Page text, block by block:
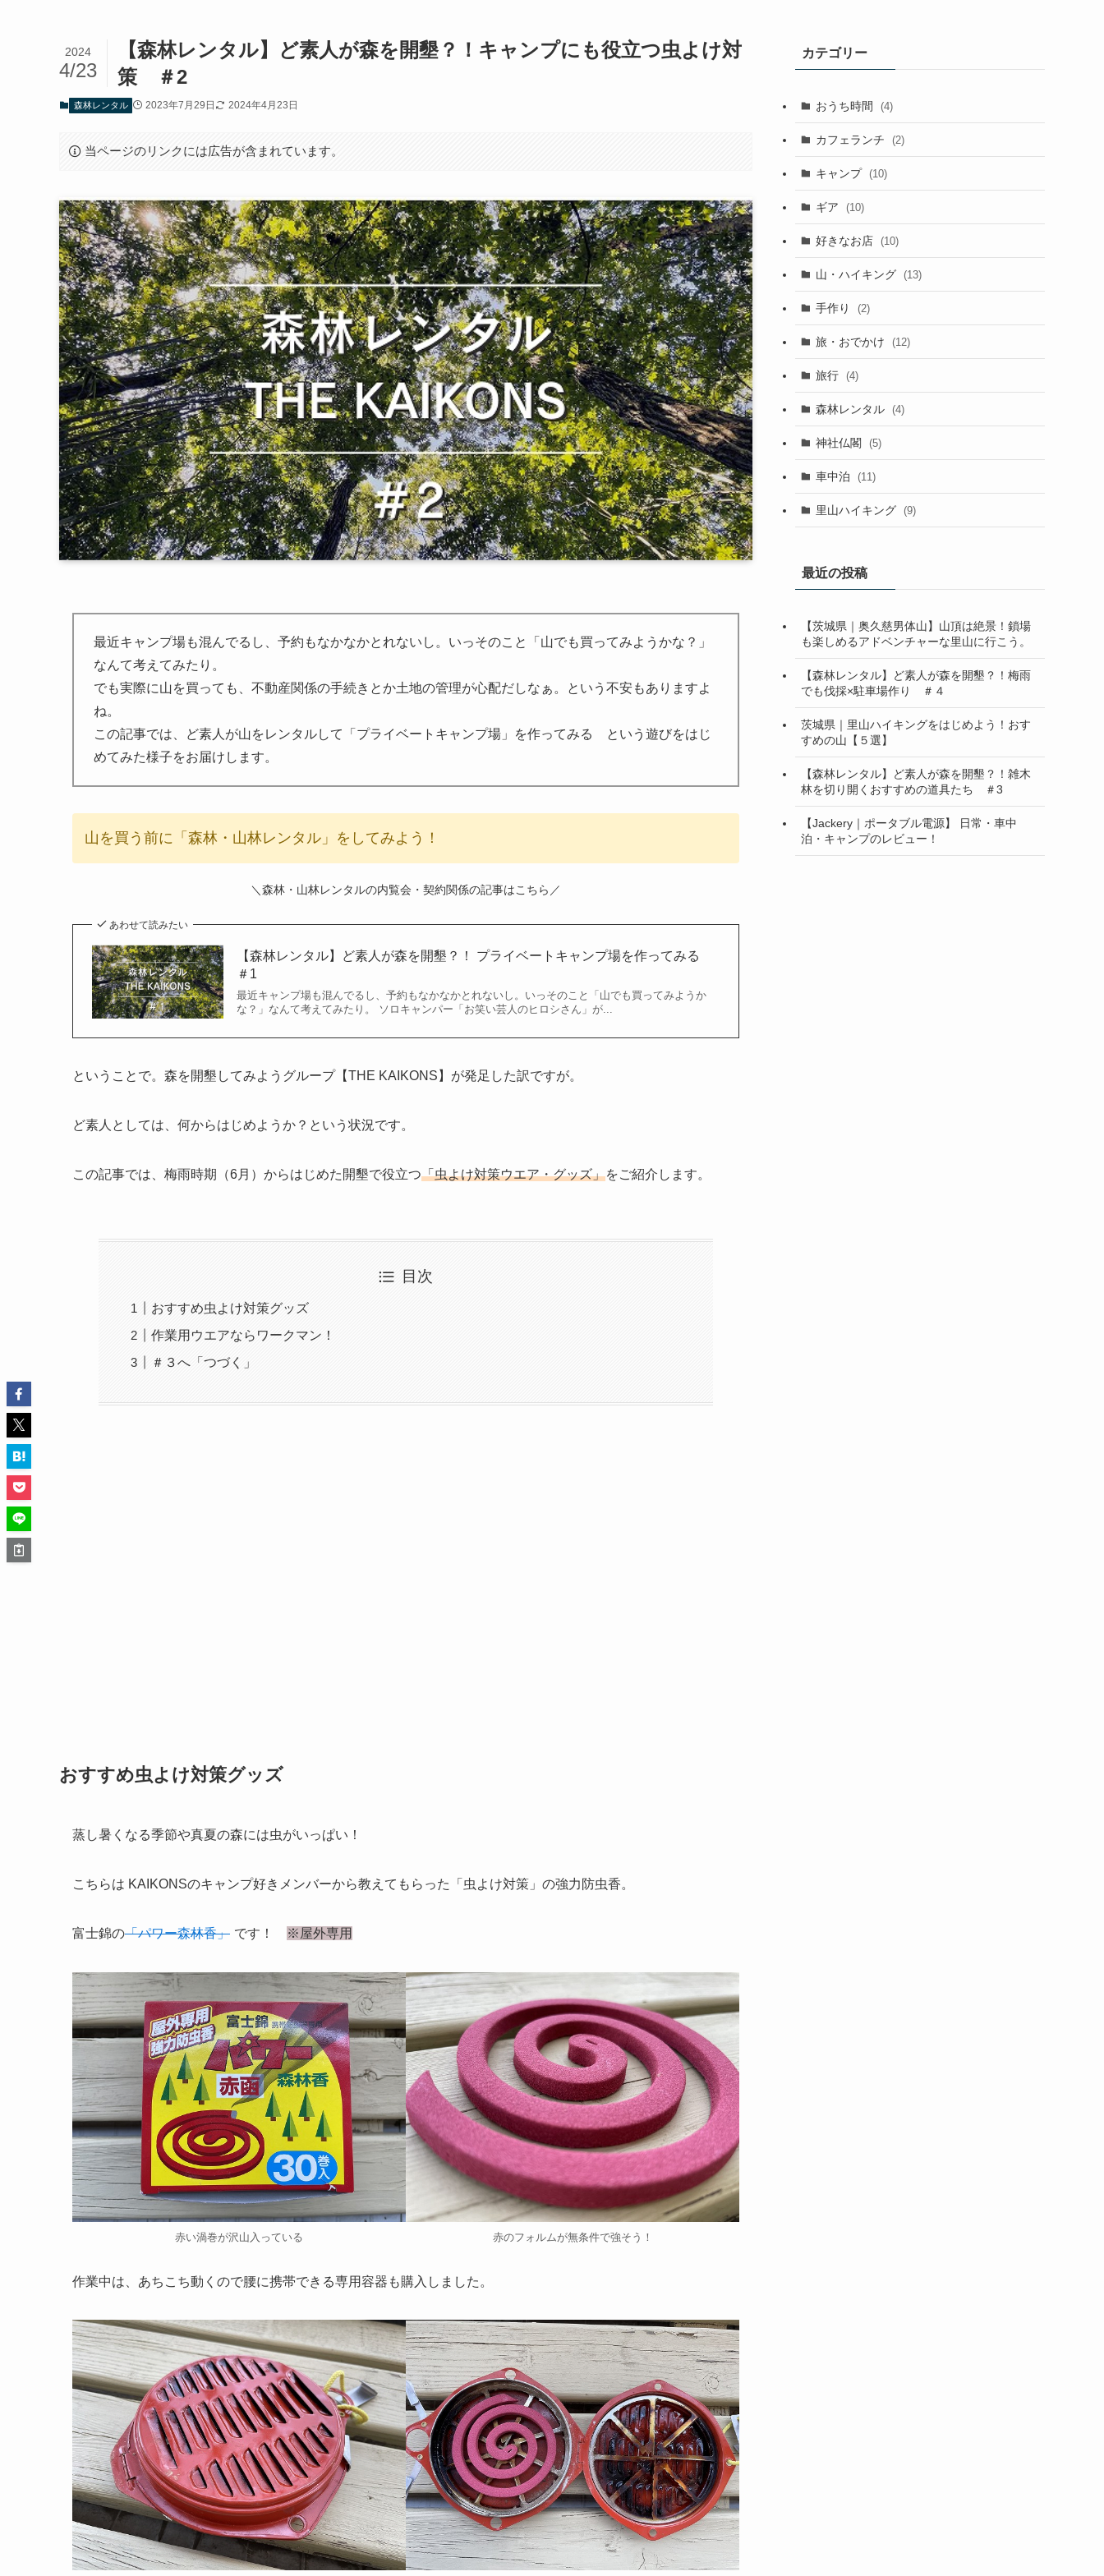
【森林レンタル】ど素人が森を開墾？！キャンプにも役立つ虫よけ対
策 ＃2
2024
4/23
森林レンタル 2023年7月29日 2024年4月23日
当ページのリンクには広告が含まれています。
最近キャンプ場も混んでるし、予約もなかなかとれないし。 いっそのこと「山でも買ってみようかな？」
なんて考えてみたり。
でも実際に山を買っても、不動産関係の手続きとか土地の管理が心配だしなぁ 。という不安もありますよ
ね。
この記事では、
ど素人が山をレンタルして「プライベートキャンプ場」を作ってみる
という遊びをはじ
めてみた様子をお届けします。
山を買う前に「森林・山林レンタル」をしてみよう！
＼森林・山林レンタルの内覧会・契約関係の記事はこちら／
あわせて読みたい
【森林レンタル】ど素人が森を開墾？！ プライベートキャンプ場を作ってみる
＃1
最近キャンプ場も混んでるし、予約もなかなかとれないし。いっそのこと「山でも買ってみようか
な？」なんて考えてみたり。 ソロキャンパー「お笑い芸人のヒロシさん」が...
ということで。 森を開墾してみようグループ【THE KAIKONS】 が発足した訳ですが。
ど素人としては、何からはじめようか？という状況です。
この記事では、 梅雨時期（6月）からはじめた開墾で役立つ「虫よけ対策ウエア・グッズ」をご紹介します。
目次
おすすめ虫よけ対策グッズ
作業用ウエアならワークマン！
＃３へ「つづく」
おすすめ虫よけ対策グッズ
蒸し暑くなる季節や真夏の森には虫がいっぱい！
こちらは KAIKONSのキャンプ好きメンバーから教えてもらった「虫よけ対策」の強力防虫香。
富士錦の「パワー森林香」 です！ ※屋外専用
赤い渦巻が沢山入っている 赤のフォルムが無条件で強そう！
作業中は、あちこち動くので腰に携帯できる専用容器 も購入しました。
カテゴリー
おうち時間 (4)
カフェランチ (2)
キャンプ (10)
ギア (10)
好きなお店 (10)
山・ハイキング (13)
手作り (2)
旅・おでかけ (12)
旅行 (4)
森林レンタル (4)
神社仏閣 (5)
車中泊 (11)
里山ハイキング (9)
最近の投稿
【茨城県｜奥久慈男体山】山頂は絶景！鎖場
も楽しめるアドベンチャーな里山に行こう。
【森林レンタル】ど素人が森を開墾？！梅雨
でも伐採×駐車場作り ＃４
茨城県｜里山ハイキングをはじめよう！おす
すめの山【５選】
【森林レンタル】ど素人が森を開墾？！雑木
林を切り開くおすすめの道具たち ＃3
【Jackery｜ポータブル電源】 日常・車中
泊・キャンプのレビュー！